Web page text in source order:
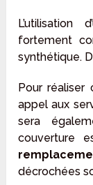
L’utilisation
fortement
synthétique.
Pour
appel aux
sera
couverture
décrochées